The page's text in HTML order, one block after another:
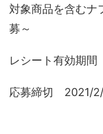
対象商品を含むナ
募～
レシート有効期
応募締切 2021/